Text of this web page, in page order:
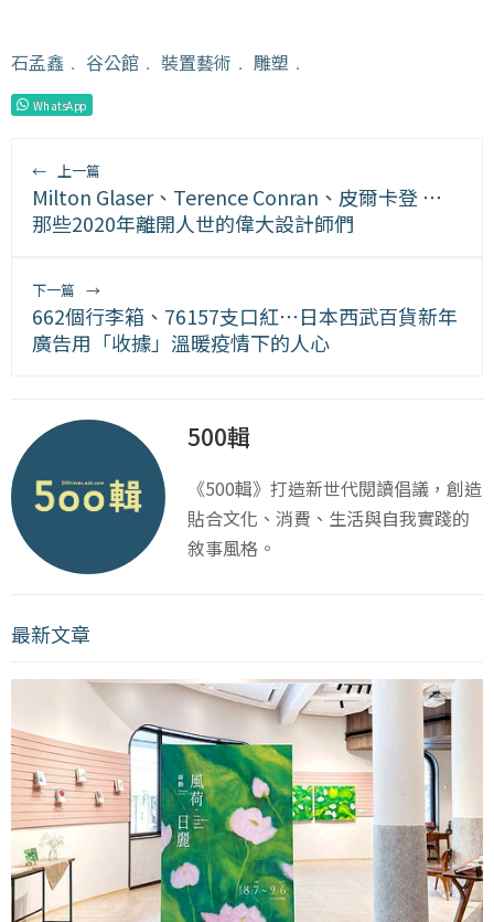
石孟鑫 ﹒ 谷公館 ﹒ 裝置藝術 ﹒ 雕塑 ﹒
WhatsApp
← 上一篇
Milton Glaser、Terence Conran、皮爾卡登 ⋯
那些2020年離開人世的偉大設計師們
下一篇 →
662個行李箱、76157支口紅⋯日本西武百貨新年
廣告用「收據」溫暖疫情下的人心
500輯
《500輯》打造新世代閱讀倡議，創造
貼合文化、消費、生活與自我實踐的
敘事風格。
最新文章